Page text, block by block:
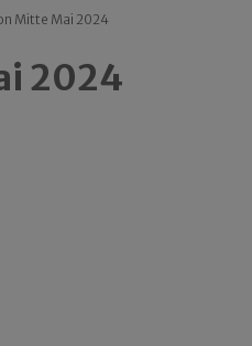
Mitte Mai 2024
2024